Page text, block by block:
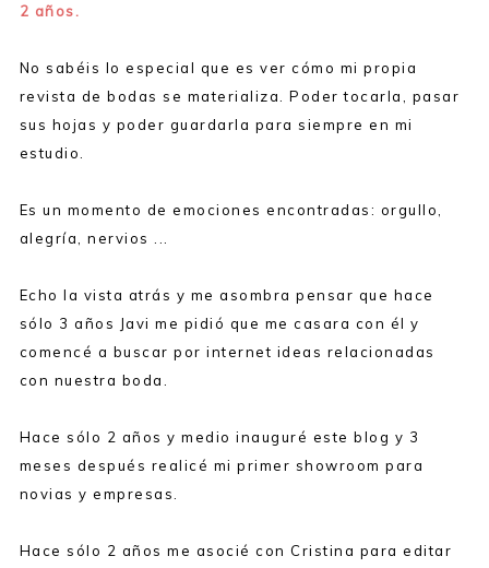
2 años.
No sabéis lo especial que es ver cómo mi propia
revista de bodas se materializa. Poder tocarla, pasar
sus hojas y poder guardarla para siempre en mi
estudio.
Es un momento de emociones encontradas: orgullo,
alegría, nervios ...
Echo la vista atrás y me asombra pensar que hace
sólo 3 años Javi me pidió que me casara con él y
comencé a buscar por internet ideas relacionadas
con nuestra boda.
Hace sólo 2 años y medio inauguré este blog y 3
meses después realicé mi primer showroom para
novias y empresas.
Hace sólo 2 años me asocié con Cristina para editar